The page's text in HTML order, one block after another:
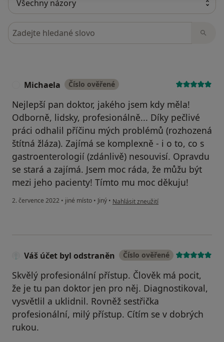
Hledejte v názorech
Michaela Číslo ověřené
Nejlepší pan doktor, jakého jsem kdy měla!
Odborně, lidsky, profesionálně... Díky pečlivé
práci odhalil příčinu mých problémů (rozhozená
štítná žláza). Zajímá se komplexně - i o to, co s
gastroenterologií (zdánlivě) nesouvisí. Opravdu
se stará a zajímá. Jsem moc ráda, že můžu být
mezi jeho pacienty! Tímto mu moc děkuju!
2. července 2022 • jiné místo • Jiný • podle názoru uživatele Michaela
Nahlásit zneužití
Váš účet byl odstraněn Číslo ověřené
Skvělý profesionální přístup. Člověk má pocit,
že je tu pan doktor jen pro něj. Diagnostikoval,
vysvětlil a uklidnil. Rovněž sestřička
profesionální, milý přístup. Cítím se v dobrých
rukou.